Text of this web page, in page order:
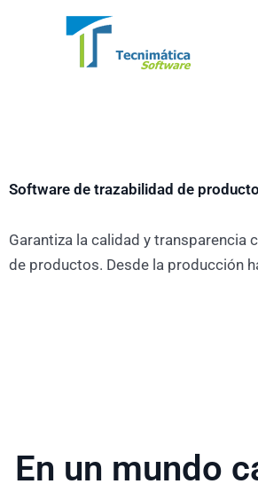
Software de trazabilidad de
Garantiza la calidad y transparencia
de productos. Desde la producción
En un mundo